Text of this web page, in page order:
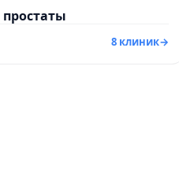
простаты
8 клиник→